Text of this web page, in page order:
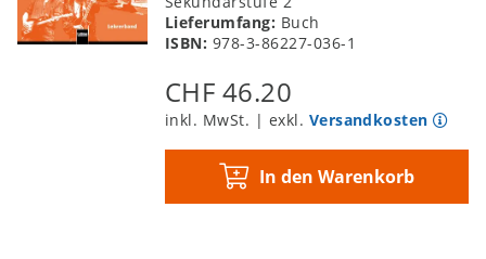
Falco: Out of the Dark
Die Prinzen: Deutschland
Lieferumfang: Buch
ISBN: 978-3-86227-036-1
CHF 46.20
inkl. MwSt. | exkl. Versandkosten
In den Warenkorb